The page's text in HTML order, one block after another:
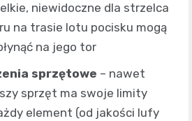
niewidoczne dla strzelca
na trasie lotu pocisku mogą
na jego tor
sprzętowe – nawet
sprzęt ma swoje limity
element (od jakości lufy